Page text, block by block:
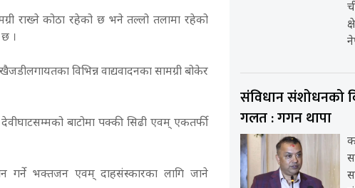
राख्ने कोठा रहेको छ भने तल्लो तलामा रहेको
।
विभिन्न वाद्यवादनका सामग्री बोकेर
बाटोमा पक्की सिढी एवम् एकतर्फी
गर्ने भक्तजन एवम् दाहसंस्कारका लागि जाने
संविधान संशोधनको
गलत : गगन थापा